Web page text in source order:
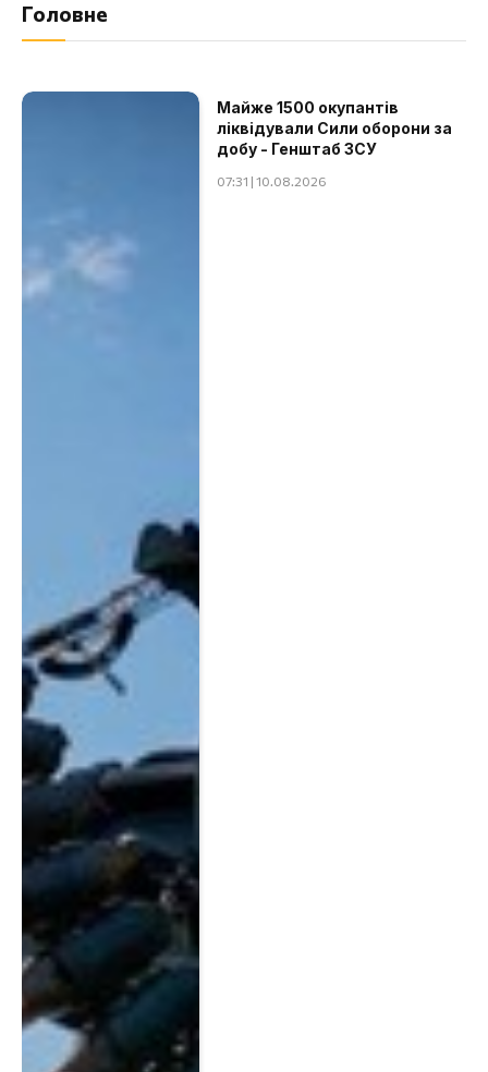
Головне
Майже 1500 окупантів
ліквідували Сили оборони за
добу - Генштаб ЗСУ
07:31 | 10.08.2026